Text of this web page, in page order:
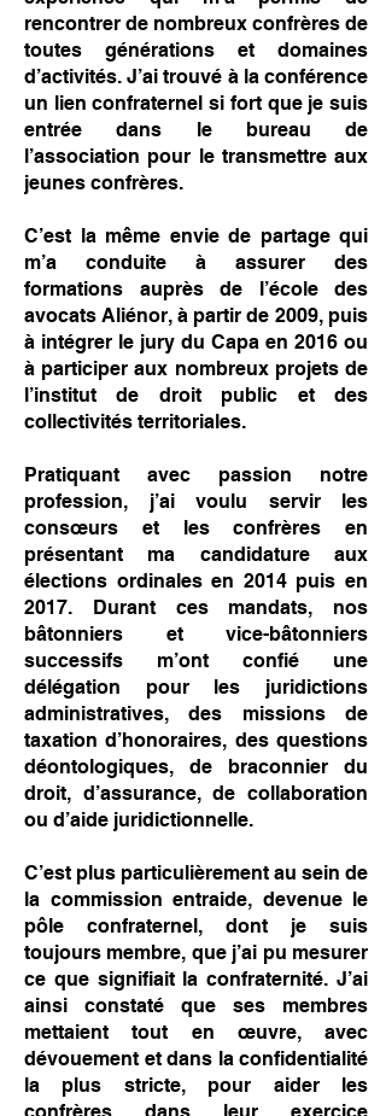
rencontrer de nombreux confrères de
toutes générations et domaines
d’activités. J’ai trouvé à la conférence
un lien confraternel si fort que je suis
entrée dans le bureau de
l’association pour le transmettre aux
jeunes confrères.
C’est la même envie de partage qui
m’a conduite à assurer des
formations auprès de l’école des
avocats Aliénor, à partir de 2009, puis
à intégrer le jury du Capa en 2016 ou
à participer aux nombreux projets de
l’institut de droit public et des
collectivités territoriales.
Pratiquant avec passion notre
profession, j’ai voulu servir les
consœurs et les confrères en
présentant ma candidature aux
élections ordinales en 2014 puis en
2017. Durant ces mandats, nos
bâtonniers et vice-bâtonniers
successifs m’ont confié une
délégation pour les juridictions
administratives, des missions de
taxation d’honoraires, des questions
déontologiques, de braconnier du
droit, d’assurance, de collaboration
ou d’aide juridictionnelle.
C’est plus particulièrement au sein de
la commission entraide, devenue le
pôle confraternel, dont je suis
toujours membre, que j’ai pu mesurer
ce que signifiait la confraternité. J’ai
ainsi constaté que ses membres
mettaient tout en œuvre, avec
dévouement et dans la confidentialité
la plus stricte, pour aider les